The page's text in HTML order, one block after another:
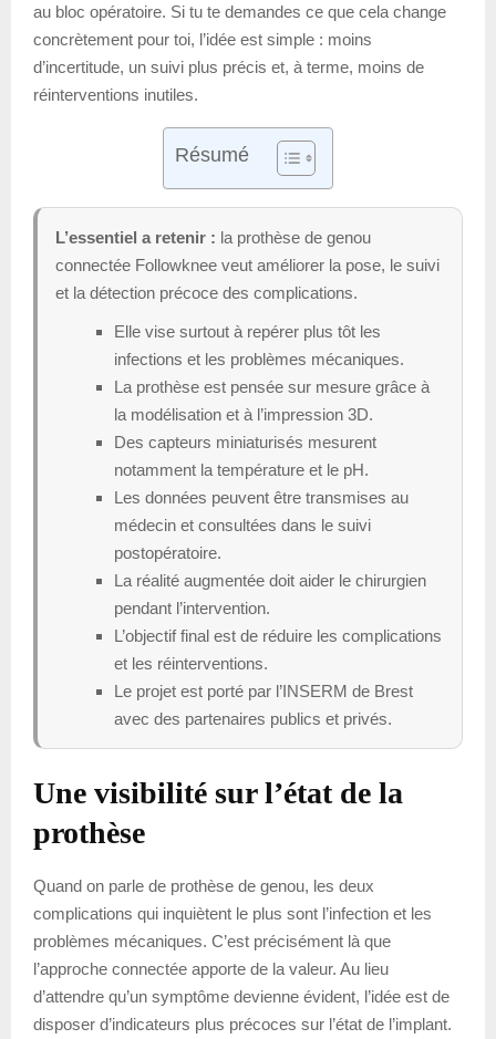
au bloc opératoire. Si tu te demandes ce que cela change
concrètement pour toi, l’idée est simple : moins
d’incertitude, un suivi plus précis et, à terme, moins de
réinterventions inutiles.
Résumé
L’essentiel a retenir : la prothèse de genou
connectée Followknee veut améliorer la pose, le suivi
et la détection précoce des complications.
Elle vise surtout à repérer plus tôt les
infections et les problèmes mécaniques.
La prothèse est pensée sur mesure grâce à
la modélisation et à l’impression 3D.
Des capteurs miniaturisés mesurent
notamment la température et le pH.
Les données peuvent être transmises au
médecin et consultées dans le suivi
postopératoire.
La réalité augmentée doit aider le chirurgien
pendant l’intervention.
L’objectif final est de réduire les complications
et les réinterventions.
Le projet est porté par l’INSERM de Brest
avec des partenaires publics et privés.
Une visibilité sur l’état de la
prothèse
Quand on parle de prothèse de genou, les deux
complications qui inquiètent le plus sont l’infection et les
problèmes mécaniques. C’est précisément là que
l’approche connectée apporte de la valeur. Au lieu
d’attendre qu’un symptôme devienne évident, l’idée est de
disposer d’indicateurs plus précoces sur l’état de l’implant.